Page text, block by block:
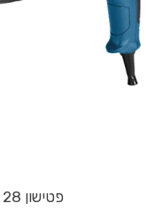
פטישון 28 מ"מ 880W + תפסנית